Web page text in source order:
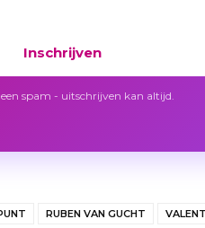
Inschrijven
spam - uitschrijven kan altijd.
RUBEN VAN GUCHT